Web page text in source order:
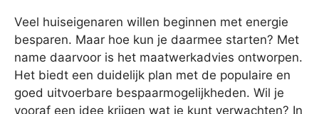
Veel huiseigenaren willen beginnen met energie
besparen. Maar hoe kun je daarmee starten? Met
name daarvoor is het maatwerkadvies ontworpen.
Het biedt een duidelijk plan met de populaire en
goed uitvoerbare bespaarmogelijkheden. Wil je
vooraf een idee krijgen wat je kunt verwachten? In